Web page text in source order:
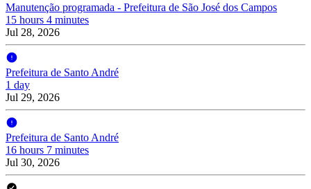
Manutenção programada - Prefeitura de São José dos Campos
15 hours 4 minutes
Jul 28, 2026
Prefeitura de Santo André
1 day
Jul 29, 2026
Prefeitura de Santo André
16 hours 7 minutes
Jul 30, 2026